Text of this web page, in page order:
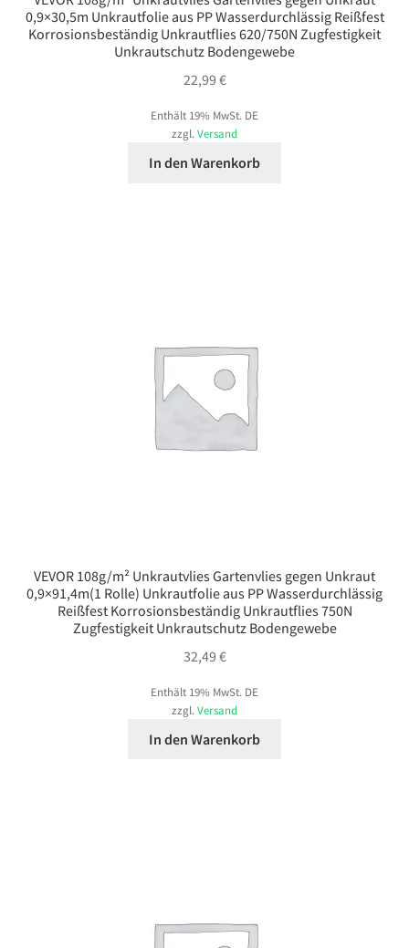
0,9×30,5m Unkrautfolie aus PP Wasserdurchlässig Reißfest
Korrosionsbeständig Unkrautflies 620/750N Zugfestigkeit
Unkrautschutz Bodengewebe
22,99 €
Enthält 19% MwSt. DE
zzgl. Versand
In den Warenkorb
VEVOR 108g/m² Unkrautvlies Gartenvlies gegen Unkraut
0,9×91,4m(1 Rolle) Unkrautfolie aus PP Wasserdurchlässig
Reißfest Korrosionsbeständig Unkrautflies 750N
Zugfestigkeit Unkrautschutz Bodengewebe
32,49 €
Enthält 19% MwSt. DE
zzgl. Versand
In den Warenkorb